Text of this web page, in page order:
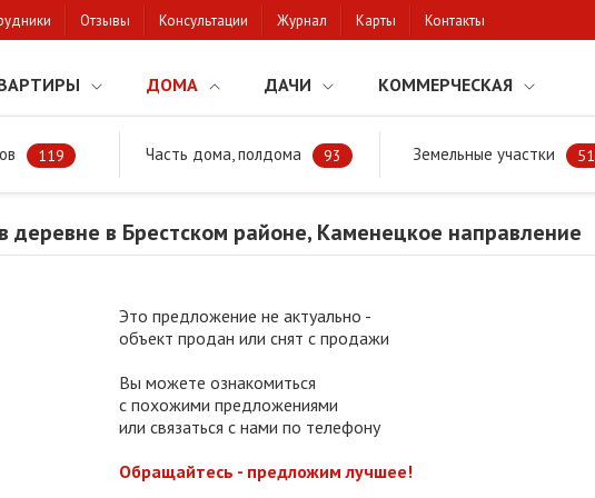
Отзывы Консультации Журнал Карты Контакты
ДОМА ДАЧИ КОММЕРЧЕСКАЯ
119 Часть дома, полдома 93 Земельные участки 51
Продажа дома в деревне в Брестском районе, Каменецкое направление
в Брестском районе, Каменецкое направление
Это предложение не актуально -
объект продан или снят с продажи
Вы можете ознакомиться
с похожими предложениями
или связаться с нами по телефону
Обращайтесь - предложим лучшее!